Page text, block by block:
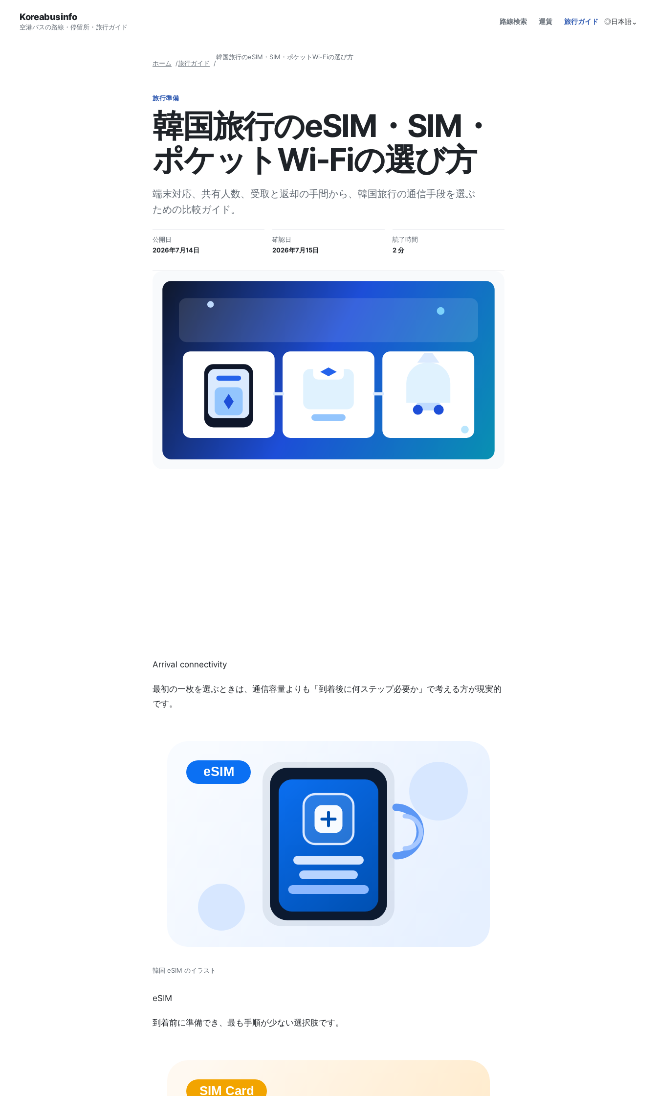
Koreabusinfo
空港バスの路線・停留所・旅行ガイド
路線検索 運賃 旅行ガイド ◎日本語⌄
ホーム 旅行ガイド
韓国旅行のeSIM・SIM・ポケットWi-Fiの選び方
旅行準備
韓国旅行のeSIM・SIM・
ポケットWi-Fiの選び方
端末対応、共有人数、受取と返却の手間から、韓国旅行の通信手段を選ぶ
ための比較ガイド。
公開日
2026年7月14日
確認日
2026年7月15日
読了時間
2 分
Arrival connectivity
最初の一枚を選ぶときは、通信容量よりも「到着後に何ステップ必要か」で考える方が現実的
です。
韓国 eSIM のイラスト
eSIM
到着前に準備でき、最も手順が少ない選択肢です。